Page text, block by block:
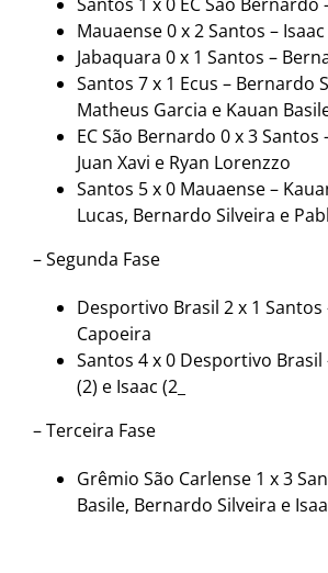
Mauaense 0 x 2 Santos – Isaac
Jabaquara 0 x 1 Santos –
Santos 7 x 1 Ecus – Bernardo
Matheus Garcia e Kauan
EC São Bernardo 0 x 3 Santos
Juan Xavi e Ryan Lorenzzo
Santos 5 x 0 Mauaense –
Lucas, Bernardo Silveira e
– Segunda Fase
Desportivo Brasil 2 x 1 Santos
Capoeira
Santos 4 x 0 Desportivo Brasil
(2) e Isaac (2_
– Terceira Fase
Grêmio São Carlense 1 x 3
Basile, Bernardo Silveira e